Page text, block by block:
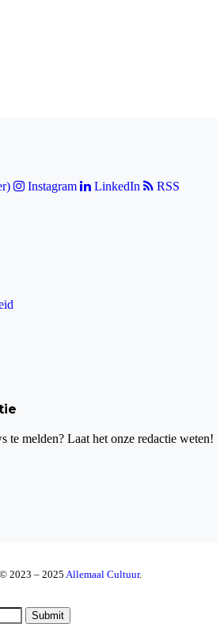
Instagram LinkedIn RSS
te melden? Laat het onze redactie weten!
2023 – 2025 Allemaal Cultuur.
Submit